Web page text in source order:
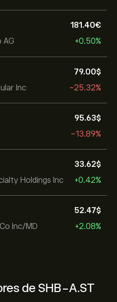
AG
181.40‎€‎
+0.50%
Inc
79.00‎$‎
-25.32%
95.63‎$‎
-13.89%
Holdings Inc
33.62‎$‎
+0.42%
Inc/MD
52.47‎$‎
+2.08%
de SHB-A.ST